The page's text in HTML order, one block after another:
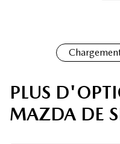
PLUS
MAZDA DE